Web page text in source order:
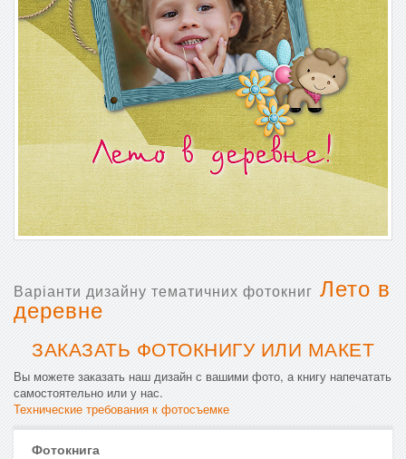
Варіанти дизайну тематичних фотокниг Лето в
деревне
ЗАКАЗАТЬ ФОТОКНИГУ ИЛИ МАКЕТ
Вы можете заказать наш дизайн с вашими фото, а книгу напечатать
самостоятельно или у нас.
Технические требования к фотосъемке
Фотокнига